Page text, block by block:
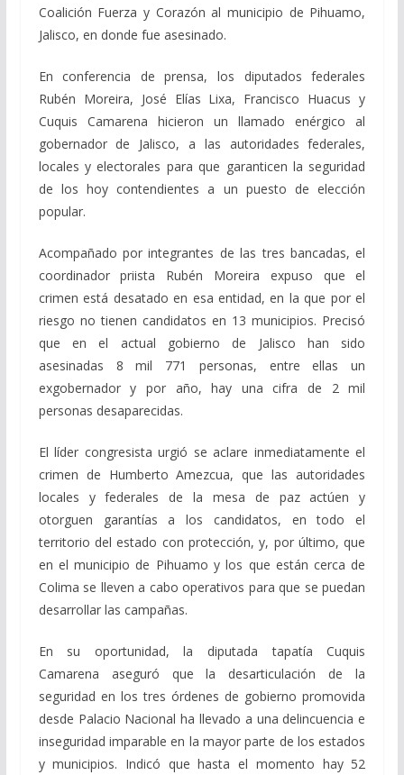
Coalición Fuerza y Corazón al municipio de Pihuamo,
Jalisco, en donde fue asesinado.
En conferencia de prensa, los diputados federales
Rubén Moreira, José Elías Lixa, Francisco Huacus y
Cuquis Camarena hicieron un llamado enérgico al
gobernador de Jalisco, a las autoridades federales,
locales y electorales para que garanticen la seguridad
de los hoy contendientes a un puesto de elección
popular.
Acompañado por integrantes de las tres bancadas, el
coordinador priista Rubén Moreira expuso que el
crimen está desatado en esa entidad, en la que por el
riesgo no tienen candidatos en 13 municipios. Precisó
que en el actual gobierno de Jalisco han sido
asesinadas 8 mil 771 personas, entre ellas un
exgobernador y por año, hay una cifra de 2 mil
personas desaparecidas.
El líder congresista urgió se aclare inmediatamente el
crimen de Humberto Amezcua, que las autoridades
locales y federales de la mesa de paz actúen y
otorguen garantías a los candidatos, en todo el
territorio del estado con protección, y, por último, que
en el municipio de Pihuamo y los que están cerca de
Colima se lleven a cabo operativos para que se puedan
desarrollar las campañas.
En su oportunidad, la diputada tapatía Cuquis
Camarena aseguró que la desarticulación de la
seguridad en los tres órdenes de gobierno promovida
desde Palacio Nacional ha llevado a una delincuencia e
inseguridad imparable en la mayor parte de los estados
y municipios. Indicó que hasta el momento hay 52